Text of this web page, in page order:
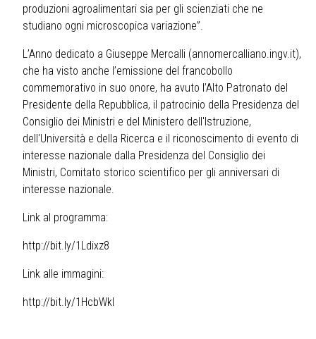
produzioni agroalimentari sia per gli scienziati che ne
studiano ogni microscopica variazione”.
L’Anno dedicato a Giuseppe Mercalli (annomercalliano.ingv.it),
che ha visto anche l’emissione del francobollo
commemorativo in suo onore, ha avuto l’Alto Patronato del
Presidente della Repubblica, il patrocinio della Presidenza del
Consiglio dei Ministri e del Ministero dell'Istruzione,
dell'Università e della Ricerca e il riconoscimento di evento di
interesse nazionale dalla Presidenza del Consiglio dei
Ministri, Comitato storico scientifico per gli anniversari di
interesse nazionale.
Link al programma:
http://bit.ly/1Ldixz8
Link alle immagini:
http://bit.ly/1HcbWkI